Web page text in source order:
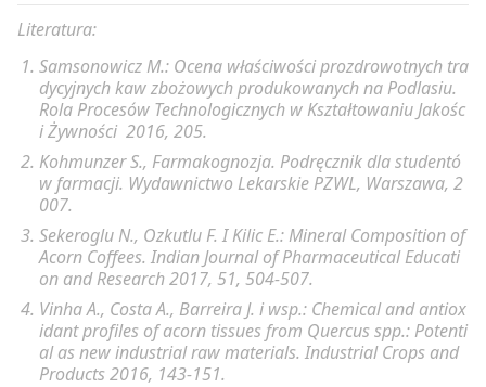
Literatura:
Samsonowicz M.: Ocena właściwości prozdrowotnych tra
dycyjnych kaw zbożowych produkowanych na Podlasiu.
Rola Procesów Technologicznych w Kształtowaniu Jakośc
i Żywności 2016, 205.
Kohmunzer S., Farmakognozja. Podręcznik dla studentó
w farmacji. Wydawnictwo Lekarskie PZWL, Warszawa, 2
007.
Sekeroglu N., Ozkutlu F. I Kilic E.: Mineral Composition of
Acorn Coffees. Indian Journal of Pharmaceutical Educati
on and Research 2017, 51, 504-507.
Vinha A., Costa A., Barreira J. i wsp.: Chemical and antiox
idant profiles of acorn tissues from Quercus spp.: Potenti
al as new industrial raw materials. Industrial Crops and
Products 2016, 143-151.